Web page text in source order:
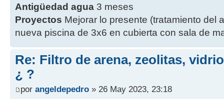
Antigüedad agua 3 meses
Proyectos Mejorar lo presente (tratamiento del
nueva piscina de 3x6 en cubierta con sala de
Re: Filtro de arena, zeolitas,
¿ ?
por angeldepedro » 26 May 2023, 23:18